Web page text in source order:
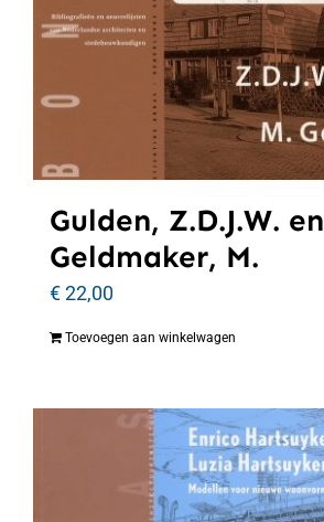
Gulden, Z.D.J.W. en
Geldmaker, M.
€22,00
Toevoegen aan winkelwagen